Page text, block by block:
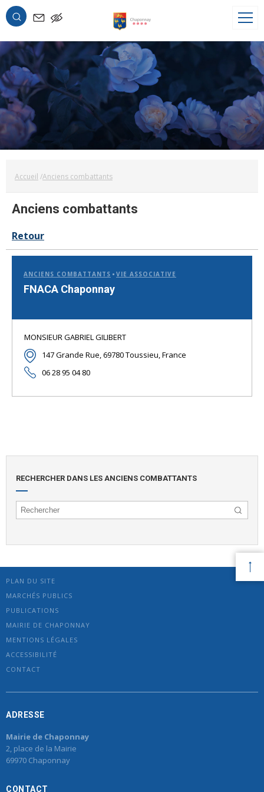
OK
Accueil Anciens combattants
Anciens combattants
Retour
ANCIENS COMBATTANTS VIE ASSOCIATIVE
FNACA Chaponnay
MONSIEUR GABRIEL GILIBERT
147 Grande Rue, 69780 Toussieu, France
06 28 95 04 80
RECHERCHER DANS LES ANCIENS COMBATTANTS
PLAN DU SITE
MARCHÉS PUBLICS
PUBLICATIONS
MAIRIE DE CHAPONNAY
MENTIONS LÉGALES
ACCESSIBILITÉ
CONTACT
ADRESSE
Mairie de Chaponnay
2, place de la Mairie
69970 Chaponnay
CONTACT